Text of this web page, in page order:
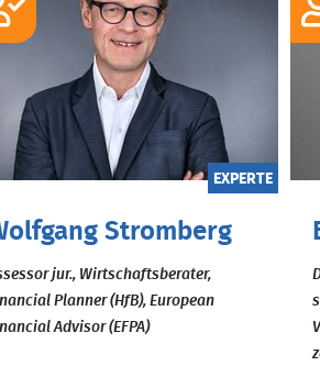
EXPERTE
Stromberg
jur., Wirtschaftsberater,
Planner (HfB), European
Advisor (EFPA)